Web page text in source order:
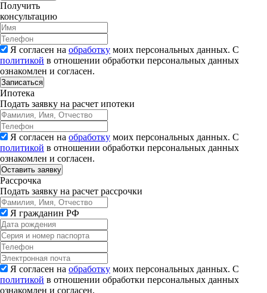
Получить
консультацию
Я согласен на обработку моих персональных данных. С
политикой в отношении обработки персональных данных
ознакомлен и согласен.
Записаться
Ипотека
Подать заявку на расчет ипотеки
Я согласен на обработку моих персональных данных. С
политикой в отношении обработки персональных данных
ознакомлен и согласен.
Рассрочка
Подать заявку на расчет рассрочки
Я гражданин РФ
Я согласен на обработку моих персональных данных. С
политикой в отношении обработки персональных данных
ознакомлен и согласен.